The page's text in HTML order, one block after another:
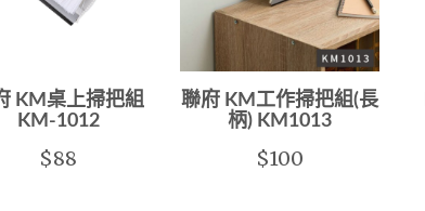
KM桌上掃把組
KM-1012
$88
聯府 KM工作掃把組(長
柄) KM1013
$100